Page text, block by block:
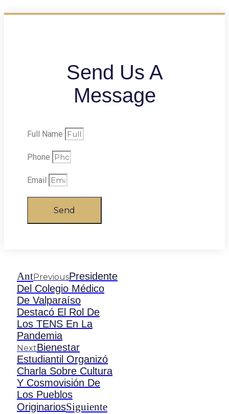
Send Us A
Message
Full Name
Phone
Email
Send
AntPreviousPresidente
Del Colegio Médico
De Valparaíso
Destacó El Rol De
Los TENS En La
Pandemia
NextBienestar
Estudiantil Organizó
Charla Sobre Cultura
Y Cosmovisión De
Los Pueblos
OriginariosSiguiente